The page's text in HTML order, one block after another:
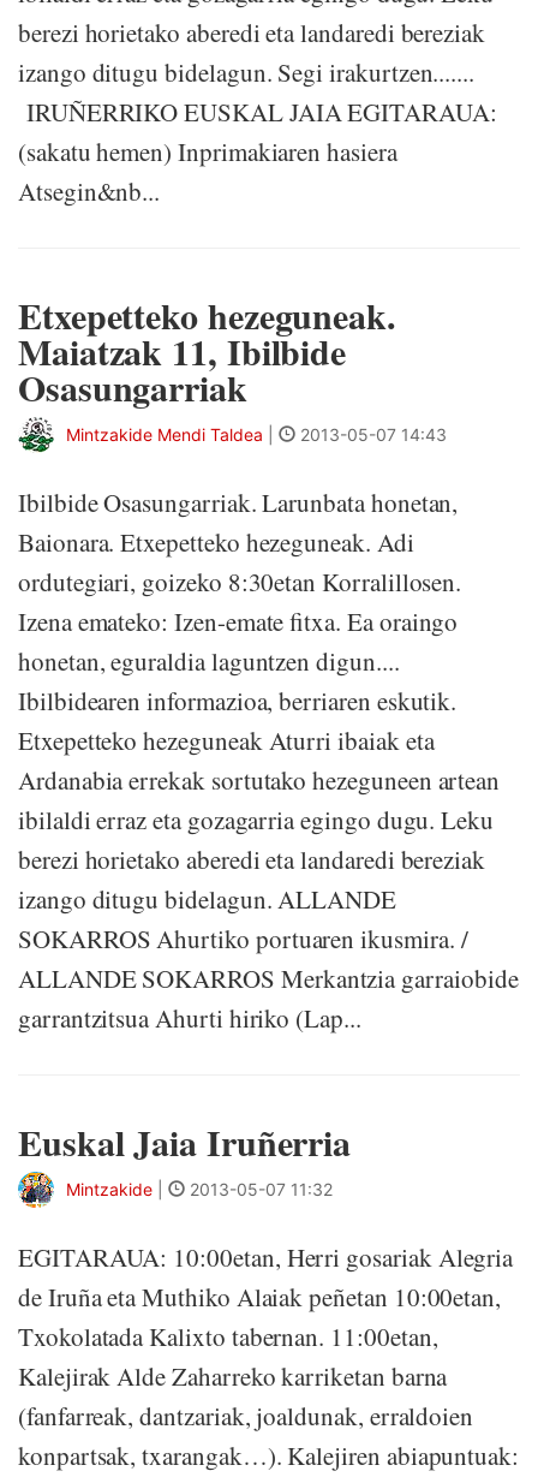
berezi horietako aberedi eta landaredi bereziak
izango ditugu bidelagun. Segi irakurtzen.......
IRUÑERRIKO EUSKAL JAIA EGITARAUA:
(sakatu hemen) Inprimakiaren hasiera
Atsegin&nb...
Etxepetteko hezeguneak.
Maiatzak 11, Ibilbide
Osasungarriak
Mintzakide Mendi Taldea 2013-05-07 14:43
Ibilbide Osasungarriak. Larunbata honetan,
Baionara. Etxepetteko hezeguneak. Adi
ordutegiari, goizeko 8:30etan Korralillosen.
Izena emateko: Izen-emate fitxa. Ea oraingo
honetan, eguraldia laguntzen digun....
Ibilbidearen informazioa, berriaren eskutik.
Etxepetteko hezeguneak Aturri ibaiak eta
Ardanabia errekak sortutako hezeguneen artean
ibilaldi erraz eta gozagarria egingo dugu. Leku
berezi horietako aberedi eta landaredi bereziak
izango ditugu bidelagun. ALLANDE
SOKARROS Ahurtiko portuaren ikusmira. /
ALLANDE SOKARROS Merkantzia garraiobide
garrantzitsua Ahurti hiriko (Lap...
Euskal Jaia Iruñerria
Mintzakide 2013-05-07 11:32
EGITARAUA: 10:00etan, Herri gosariak Alegria
de Iruña eta Muthiko Alaiak peñetan 10:00etan,
Txokolatada Kalixto tabernan. 11:00etan,
Kalejirak Alde Zaharreko karriketan barna
(fanfarreak, dantzariak, joaldunak, erraldoien
konpartsak, txarangak…). Kalejiren abiapuntuak: